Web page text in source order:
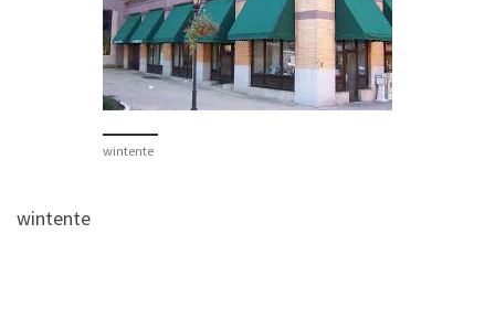
wintente
wintente